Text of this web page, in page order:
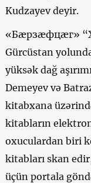
Kudzayev deyir.
«Бæрзæфцæг»
Gürcüstan
yüksək dağ
Demeyev və
kitabxana
kitabların
oxuculardan biri
kitabları skan
üçün portala